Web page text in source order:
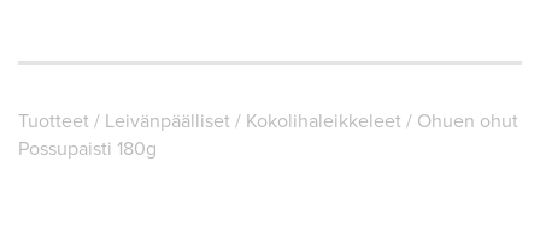
Tuotteet/ Leivän­päälliset/ Kokolihaleikkeleet/ Ohuen ohut
Possupaisti 180g